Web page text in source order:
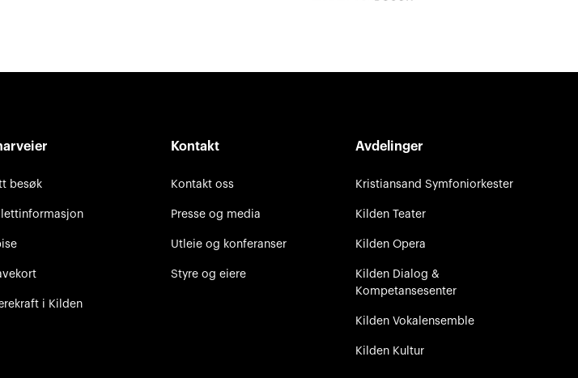
besøk
i Kilden
Kontakt
Kontakt oss
Presse og media
Utleie og konferanser
Styre og eiere
Avdelinger
Kristiansand Symfoniorkester
Kilden Teater
Kilden Opera
Kilden Dialog &
Kompetansesenter
Kilden Vokalensemble
Kilden Kultur